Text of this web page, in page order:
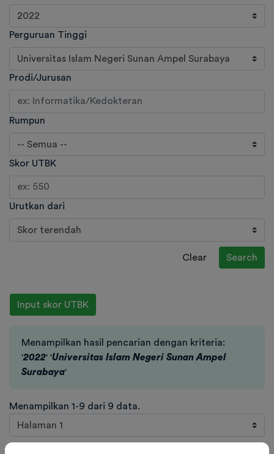
Perguruan Tinggi
Prodi/Jurusan
Rumpun
Skor UTBK
Urutkan dari
Search
Clear
Input skor UTBK
Menampilkan hasil pencarian dengan kriteria:
'2022' 'Universitas Islam Negeri Sunan Ampel
Surabaya'
Menampilkan 1-9 dari 9 data.